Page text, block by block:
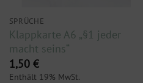
SPRÜCHE
Klappkarte A6 „§1 jeder
macht seins“
1,50 €
Enthält 19% MwSt.